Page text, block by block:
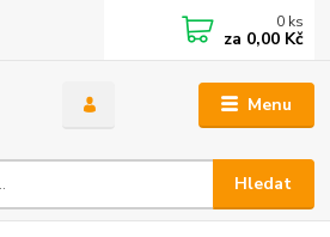
Menu
Hledat
0 ks
za 0,00 Kč